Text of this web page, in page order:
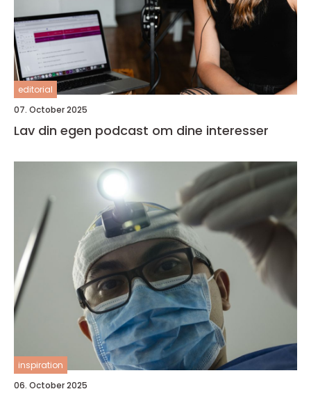
editorial
07. October 2025
Lav din egen podcast om dine interesser
inspiration
06. October 2025